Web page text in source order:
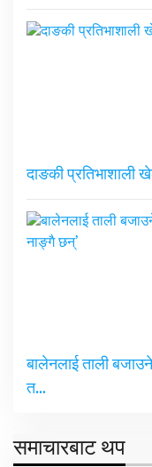
दाङकी प्रतिभाशाली
बालेनलाई ताली
त…
समाचारबाट थप